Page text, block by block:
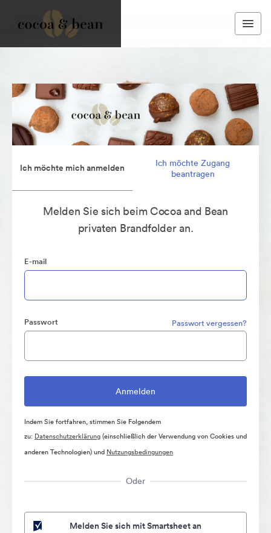
Ich möchte mich anmelden
Ich möchte Zugang
beantragen
Melden Sie sich beim Cocoa and Bean
privaten Brandfolder an.
E-mail
Passwort Passwort vergessen?
Indem Sie fortfahren, stimmen Sie Folgendem
zu: Datenschutzerklärung(einschließlich der Verwendung von Cookies und
anderen Technologien) und Nutzungsbedingungen
Oder
Melden Sie sich mit Smartsheet an